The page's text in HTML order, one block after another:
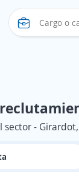
-